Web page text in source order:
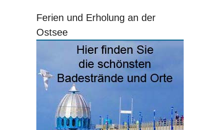
Ferien und Erholung an der
Ostsee